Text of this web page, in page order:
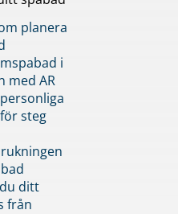
planera
i
med AR
steg
ditt
från